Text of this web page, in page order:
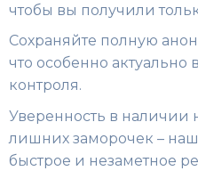
чтобы вы получили
Сохраняйте полную
что особенно
контроля.
Уверенность в наличии
лишних заморочек –
быстрое и незаметное